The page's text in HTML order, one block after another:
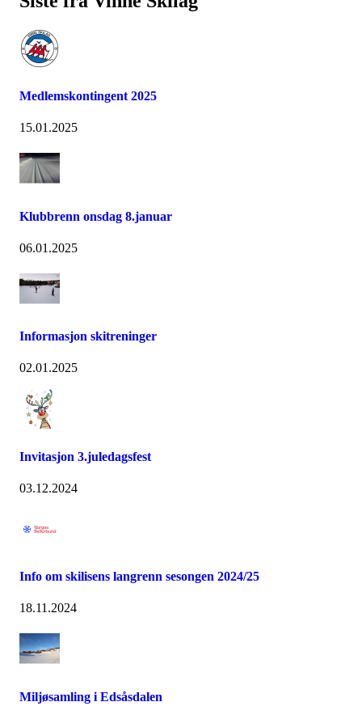
Medlemskontingent 2025
15.01.2025
Klubbrenn onsdag 8.januar
06.01.2025
Informasjon skitreninger
02.01.2025
Invitasjon 3.juledagsfest
03.12.2024
Info om skilisens langrenn sesongen 2024/25
18.11.2024
Miljøsamling i Edsåsdalen